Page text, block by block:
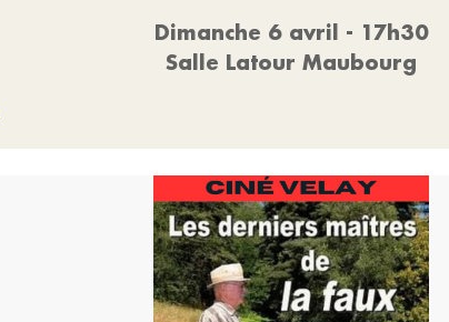
Dimanche 6 avril - 17h30
Salle Latour Maubourg